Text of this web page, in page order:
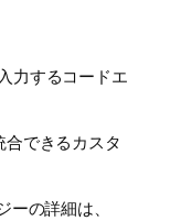
力するコードエ
合できるカスタ
の詳細は、